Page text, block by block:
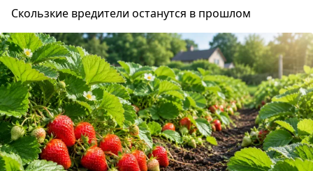
Скользкие вредители останутся в прошлом